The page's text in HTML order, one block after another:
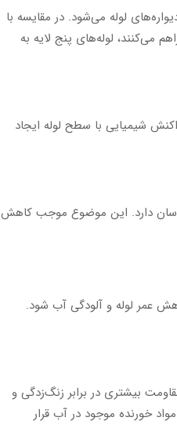
لوله می‌شود. در مقایسه با
می‌کنند، لوله‌های پنج لایه به
شیمیایی با سطح لوله ایجاد
نوسان دارد. این موضوع موجب کاهش
عمر لوله و آلودگی آب شود.
بیشتری در برابر زنگ‌زدگی و
خورنده موجود در آب قرار